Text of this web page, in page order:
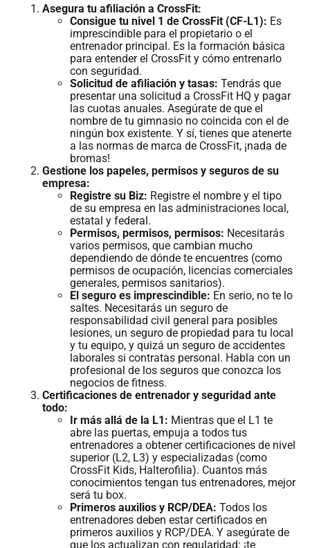
Asegura tu afiliación a CrossFit:
Consigue tu nivel 1 de CrossFit (CF-L1): Es
imprescindible para el propietario o el
entrenador principal. Es la formación básica
para entender el CrossFit y cómo entrenarlo
con seguridad.
Solicitud de afiliación y tasas: Tendrás que
presentar una solicitud a CrossFit HQ y pagar
las cuotas anuales. Asegúrate de que el
nombre de tu gimnasio no coincida con el de
ningún box existente. Y sí, tienes que atenerte
a las normas de marca de CrossFit, ¡nada de
bromas!
Gestione los papeles, permisos y seguros de su
empresa:
Registre su Biz: Registre el nombre y el tipo
de su empresa en las administraciones local,
estatal y federal.
Permisos, permisos, permisos: Necesitarás
varios permisos, que cambian mucho
dependiendo de dónde te encuentres (como
permisos de ocupación, licencias comerciales
generales, permisos sanitarios).
El seguro es imprescindible: En serio, no te lo
saltes. Necesitarás un seguro de
responsabilidad civil general para posibles
lesiones, un seguro de propiedad para tu local
y tu equipo, y quizá un seguro de accidentes
laborales si contratas personal. Habla con un
profesional de los seguros que conozca los
negocios de fitness.
Certificaciones de entrenador y seguridad ante
todo:
Ir más allá de la L1: Mientras que el L1 te
abre las puertas, empuja a todos tus
entrenadores a obtener certificaciones de nivel
superior (L2, L3) y especializadas (como
CrossFit Kids, Halterofilia). Cuantos más
conocimientos tengan tus entrenadores, mejor
será tu box.
Primeros auxilios y RCP/DEA: Todos los
entrenadores deben estar certificados en
primeros auxilios y RCP/DEA. Y asegúrate de
que los actualizan con regularidad: ¡te